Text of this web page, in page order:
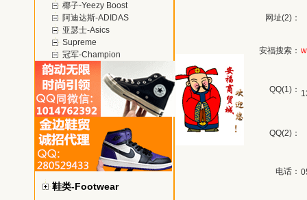
椰子-Yeezy Boost
阿迪达斯-ADIDAS
亚瑟士-Asics
Supreme
冠军-Champion
鞋类-Footwear
网址(2)：
安福搜索：
QQ(1)：
QQ(2)：
电话：